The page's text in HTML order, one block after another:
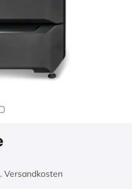
Versandkosten